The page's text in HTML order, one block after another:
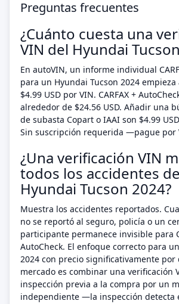
Preguntas frecuentes
¿Cuánto cuesta una
VIN del Hyundai
En autoVIN, un informe individual
para un Hyundai Tucson 2024
$4.99 USD por VIN. CARFAX +
alrededor de $24.56 USD. Añadir una
de subasta Copart o IAAI son $4.99
Sin suscripción requerida —pague por
¿Una verificación VIN
todos los accidentes
Hyundai Tucson 2024?
Muestra los accidentes reportados.
no se reportó al seguro, policía o un
participante permanece invisible para
AutoCheck. El enfoque correcto para
2024 con precio significativamente por
mercado es combinar una verificación
inspección previa a la compra por un
independiente —la inspección detecta